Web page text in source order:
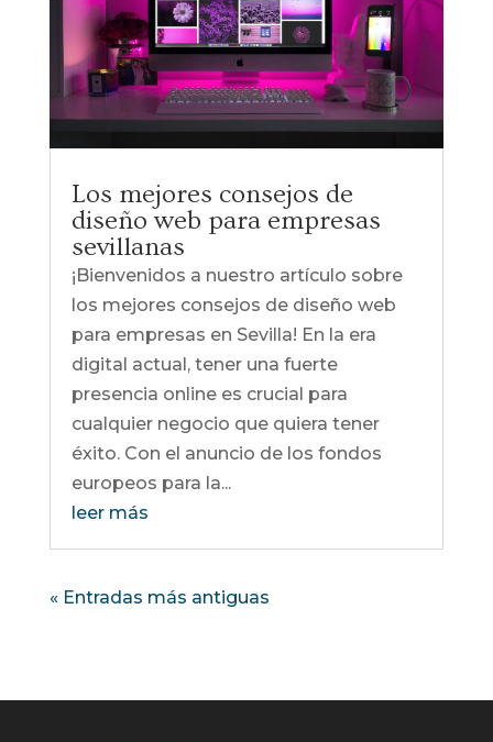
Los mejores consejos de
diseño web para empresas
sevillanas
¡Bienvenidos a nuestro artículo sobre
los mejores consejos de diseño web
para empresas en Sevilla! En la era
digital actual, tener una fuerte
presencia online es crucial para
cualquier negocio que quiera tener
éxito. Con el anuncio de los fondos
europeos para la...
leer más
« Entradas más antiguas